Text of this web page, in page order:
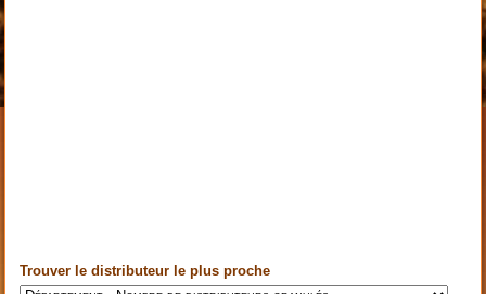
Trouver le distributeur le plus proche